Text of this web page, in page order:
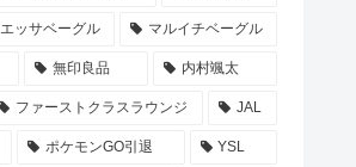
エッサベーグル マルイチベーグル
無印良品 内村颯太
ファーストクラスラウンジ JAL
ポケモンGO引退 YSL